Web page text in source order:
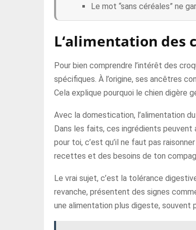
Le mot “sans céréales” ne
L‘alimentation des
Pour bien comprendre l’intérêt des
spécifiques. À l’origine, ses ancêtres
Cela explique pourquoi le chien digère
Avec la domestication, l’alimentation
Dans les faits, ces ingrédients peuvent
pour toi, c’est qu’il ne faut pas
recettes et des besoins de ton
Le vrai sujet, c’est la tolérance
revanche, présentent des signes
une alimentation plus digeste, souvent